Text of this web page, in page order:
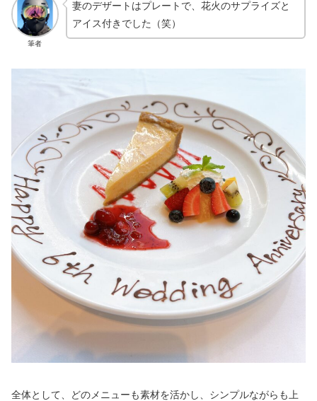
筆者
妻のデザートはプレートで、花火のサプライズと
アイス付きでした（笑）
全体として、どのメニューも素材を活かし、シンプルながらも上